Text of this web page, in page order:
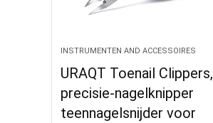
INSTRUMENTEN AND ACCESSOIRES
URAQT Toenail Clippers,
precisie-nagelknipper
teennagelsnijder voor